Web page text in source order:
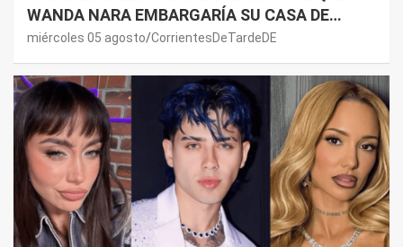
WANDA NARA EMBARGARÍA SU CASA DE
NORDELTA: “NECESITAN RASCAR DE ALGÚN
miércoles 05 agosto CorrientesDeTardeDE